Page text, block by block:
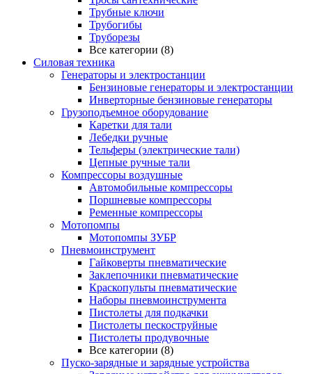
Трубные ключи
Трубогибы
Труборезы
Все категории (8)
Силовая техника
Генераторы и электростанции
Бензиновые генераторы и электростанции
Инверторные бензиновые генераторы
Грузоподъемное оборудование
Каретки для тали
Лебедки ручные
Тельферы (электрические тали)
Цепные ручные тали
Компрессоры воздушные
Автомобильные компрессоры
Поршневые компрессоры
Ременные компрессоры
Мотопомпы
Мотопомпы ЗУБР
Пневмоинструмент
Гайковерты пневматические
Заклепочники пневматические
Краскопульты пневматические
Наборы пневмоинструмента
Пистолеты для подкачки
Пистолеты пескоструйные
Пистолеты продувочные
Все категории (8)
Пуско-зарядные и зарядные устройства